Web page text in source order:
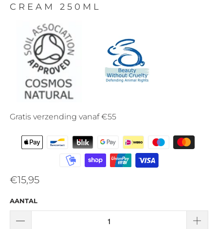
CREAM 250ML
Gratis verzending vanaf €55
€15,95
AANTAL